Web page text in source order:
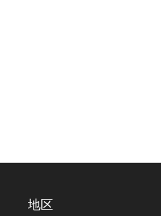
地区